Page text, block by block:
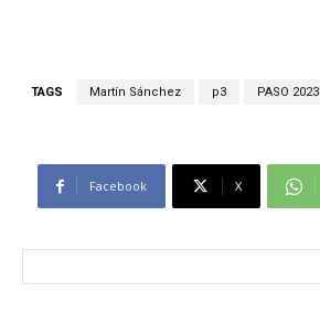
TAGS Martín Sánchez p3 PASO 2023
Facebook X